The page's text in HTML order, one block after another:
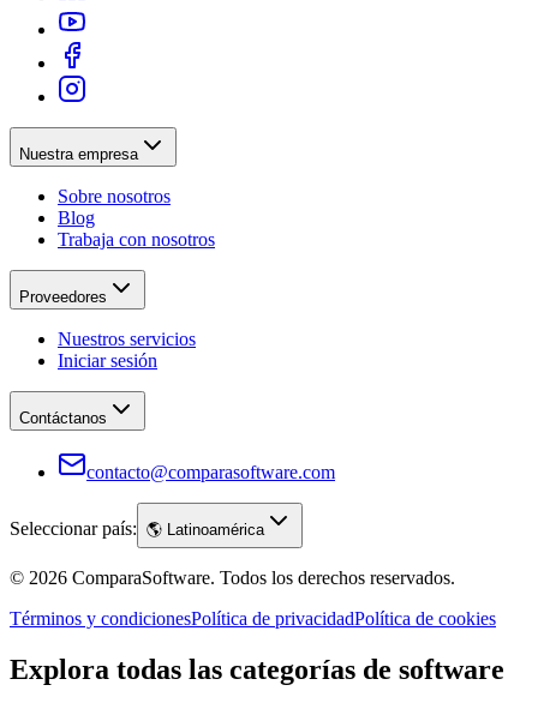
Nuestra empresa
Sobre nosotros
Blog
Trabaja con nosotros
Proveedores
Nuestros servicios
Iniciar sesión
Contáctanos
contacto@comparasoftware.com
Seleccionar país: 🌎 Latinoamérica
© 2026 ComparaSoftware. Todos los derechos reservados.
Términos y condicionesPolítica de privacidadPolítica de cookies
Explora todas las categorías de software